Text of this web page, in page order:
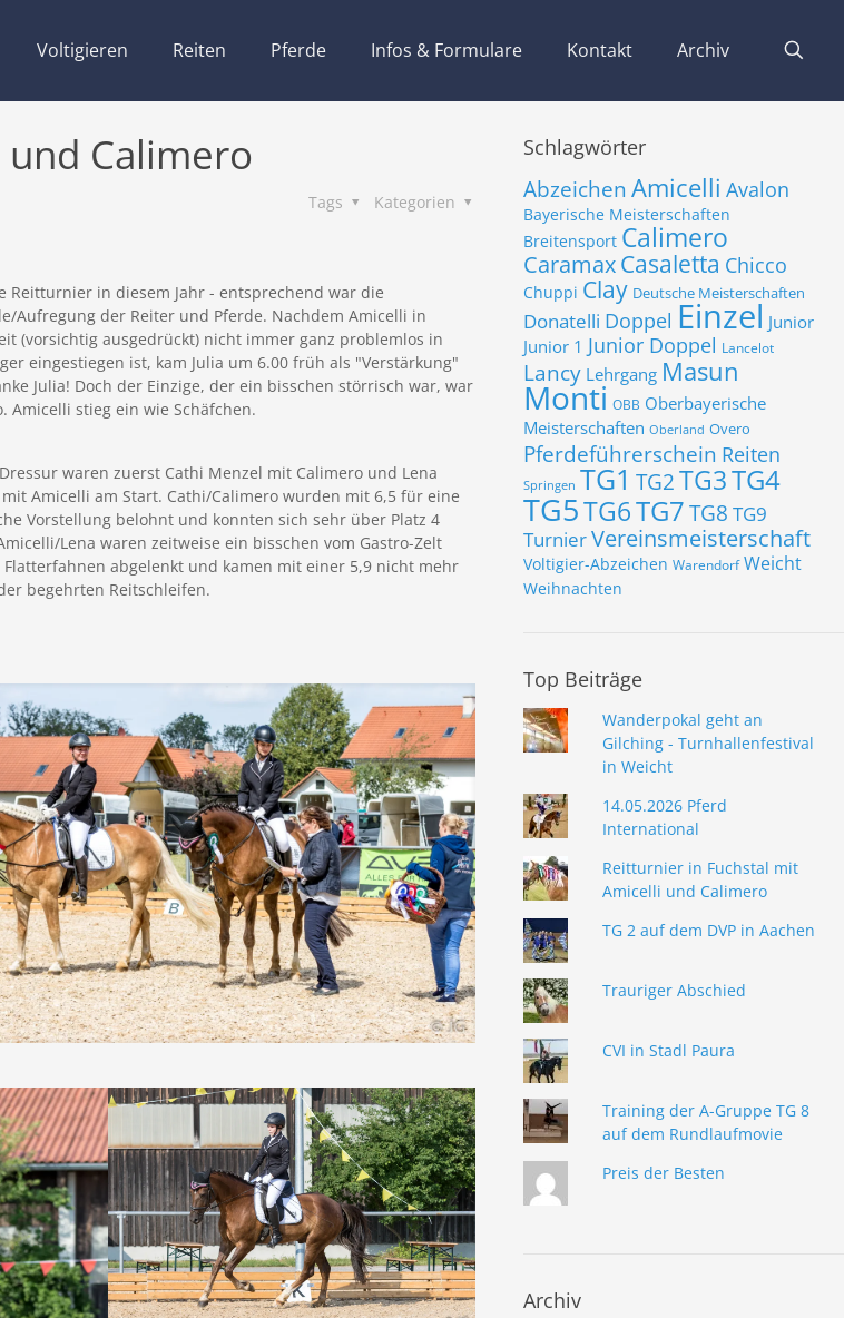
Voltigieren Reiten Pferde Infos & Formulare Kontakt Archiv
Calimero
Kategorien
Tags
Reitturnier in diesem Jahr - entsprechend war die
Aufregung der Reiter und Pferde. Nachdem Amicelli in
(vorsichtig ausgedrückt) nicht immer ganz problemlos in
eingestiegen ist, kam Julia um 6.00 früh als "Verstärkung"
Julia! Doch der Einzige, der ein bisschen störrisch war, war
Amicelli stieg ein wie Schäfchen.
waren zuerst Cathi Menzel mit Calimero und Lena
mit Amicelli am Start. Cathi/Calimero wurden mit 6,5 für eine
Vorstellung belohnt und konnten sich sehr über Platz 4
Lena waren zeitweise ein bisschen vom Gastro-Zelt
abgelenkt und kamen mit einer 5,9 nicht mehr
begehrten Reitschleifen.
Schlagwörter
Abzeichen Amicelli Avalon
Bayerische Meisterschaften
Breitensport Calimero
CaramaxCasaletta Chicco
Chuppi Clay Deutsche Meisterschaften
Donatelli Doppel Einzel Junior
Junior 1 Junior Doppel Lancelot
Lancy Lehrgang Masun
Monti OBB Oberbayerische
Meisterschaften Oberland Overo
Pferdeführerschein Reiten
Springen TG1 TG2TG3TG4
TG5TG6TG7TG8 TG9
TurnierVereinsmeisterschaft
Voltigier-Abzeichen Warendorf Weicht
Weihnachten
Top Beiträge
Wanderpokal geht an
Gilching - Turnhallenfestival
in Weicht
14.05.2026 Pferd
International
Reitturnier in Fuchstal mit
Amicelli und Calimero
TG 2 auf dem DVP in Aachen
Trauriger Abschied
CVI in Stadl Paura
Training der A-Gruppe TG 8
auf dem Rundlaufmovie
Preis der Besten
Archiv